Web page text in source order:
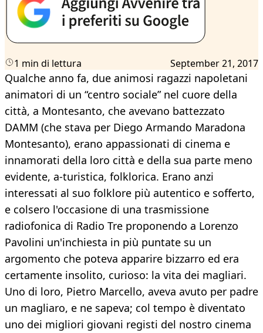
1 min di lettura September 21, 2017
Qualche anno fa, due animosi ragazzi napoletani
animatori di un “centro sociale” nel cuore della
città, a Montesanto, che avevano battezzato
DAMM (che stava per Diego Armando Maradona
Montesanto), erano appassionati di cinema e
innamorati della loro città e della sua parte meno
evidente, a-turistica, folklorica. Erano anzi
interessati al suo folklore più autentico e sofferto,
e colsero l'occasione di una trasmissione
radiofonica di Radio Tre proponendo a Lorenzo
Pavolini un'inchiesta in più puntate su un
argomento che poteva apparire bizzarro ed era
certamente insolito, curioso: la vita dei magliari.
Uno di loro, Pietro Marcello, aveva avuto per padre
un magliaro, e ne sapeva; col tempo è diventato
uno dei migliori giovani registi del nostro cinema